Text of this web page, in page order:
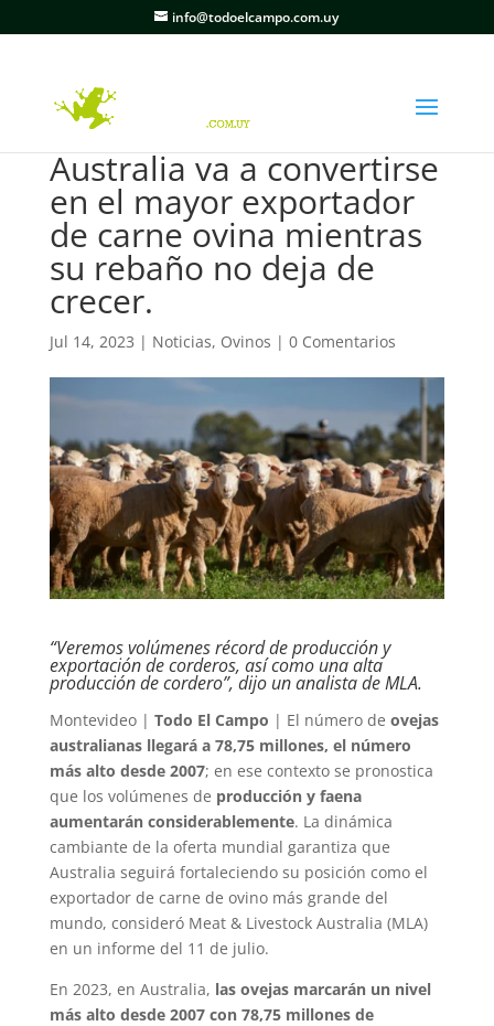
info@todoelcampo.com.uy
Australia va a convertirse
en el mayor exportador
de carne ovina mientras
su rebaño no deja de
crecer.
Jul 14, 2023 | Noticias, Ovinos | 0 Comentarios
“Veremos volúmenes récord de producción y
exportación de corderos, así como una alta
producción de cordero”, dijo un analista de MLA.
Montevideo | Todo El Campo | El número de ovejas
australianas llegará a 78,75 millones, el número
más alto desde 2007; en ese contexto se pronostica
que los volúmenes de producción y faena
aumentarán considerablemente. La dinámica
cambiante de la oferta mundial garantiza que
Australia seguirá fortaleciendo su posición como el
exportador de carne de ovino más grande del
mundo, consideró Meat & Livestock Australia (MLA)
en un informe del 11 de julio.
En 2023, en Australia, las ovejas marcarán un nivel
más alto desde 2007 con 78,75 millones de